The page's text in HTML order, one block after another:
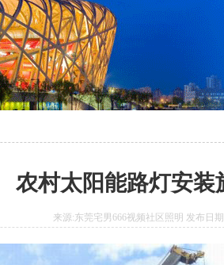
农村太阳能路灯安装
来源:东莞宅男666视频社区照明 发布日期